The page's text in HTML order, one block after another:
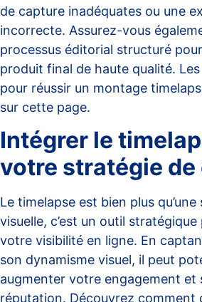
de capture inadéquates ou une
incorrecte. Assurez-vous
processus éditorial structuré
produit final de haute qualité.
pour réussir un montage
sur cette page.
Intégrer le
votre stratégie
Le timelapse est bien plus
visuelle, c’est un outil
votre visibilité en ligne. En
son dynamisme visuel, il peut
augmenter votre engagement et
réputation. Découvrez comment